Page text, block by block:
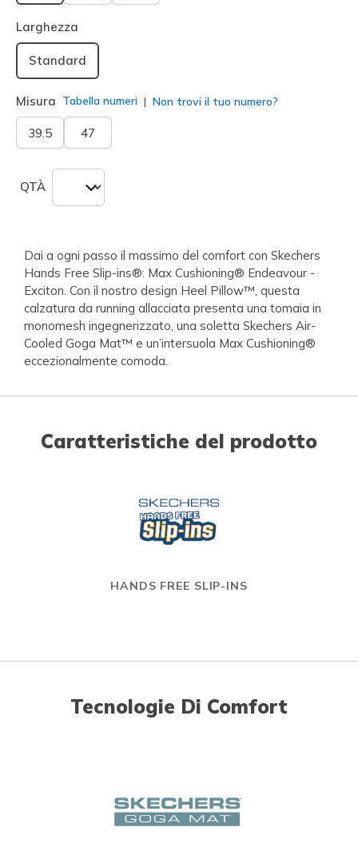
selezionato
Larghezza
Standard
Misura Tabella numeri Non trovi il tuo numero?
39.5 47
QTÀ
Dai a ogni passo il massimo del comfort con Skechers
Hands Free Slip-ins®: Max Cushioning® Endeavour -
Exciton. Con il nostro design Heel Pillow™, questa
calzatura da running allacciata presenta una tomaia in
monomesh ingegnerizzato, una soletta Skechers Air-
Cooled Goga Mat™ e un’intersuola Max Cushioning®
eccezionalmente comoda.
Caratteristiche del prodotto
HANDS FREE SLIP-INS
Tecnologie Di Comfort